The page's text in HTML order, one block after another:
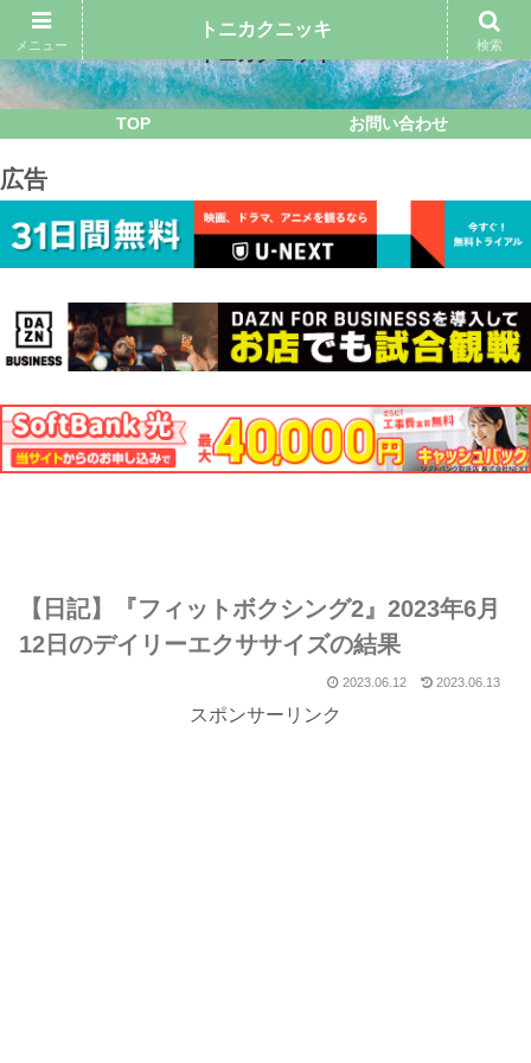
TOP お問い合わせ
広告
【日記】『フィットボクシング2』2023年6月
12日のデイリーエクササイズの結果
2023.06.12 2023.06.13
スポンサーリンク
メニュー
トニカクニッキ
検索